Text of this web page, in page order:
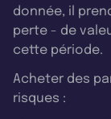
donnée, il
perte - de
cette période.
Acheter des
risques :